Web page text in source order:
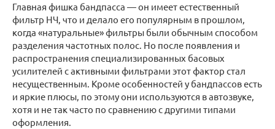
Главная фишка бандпасса — он имеет естественный
фильтр НЧ, что и делало его популярным в прошлом,
когда «натуральные» фильтры были обычным способом
разделения частотных полос. Но после появления и
распространения специализированных басовых
усилителей с активными фильтрами этот фактор стал
несущественным. Кроме особенностей у бандпассов есть
и яркие плюсы, по этому они используются в автозвуке,
хотя и не так часто по сравнению с другими типами
оформления.